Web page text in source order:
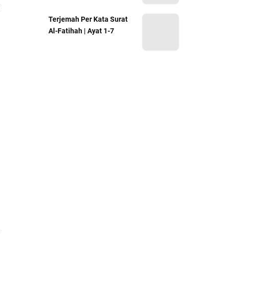
Terjemah Per Kata Surat
Al-Fatihah | Ayat 1-7